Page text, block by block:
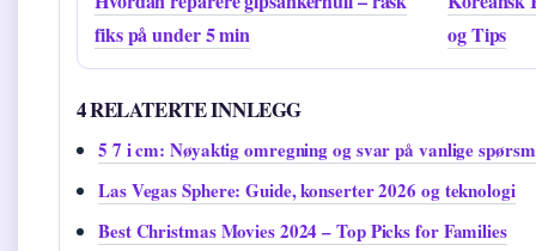
fiks på under 5 min
og Tips
4 RELATERTE INNLEGG
5 7 i cm: Nøyaktig omregning og svar på vanlige
Las Vegas Sphere: Guide, konserter 2026 og teknologi
Best Christmas Movies 2024 – Top Picks for Families